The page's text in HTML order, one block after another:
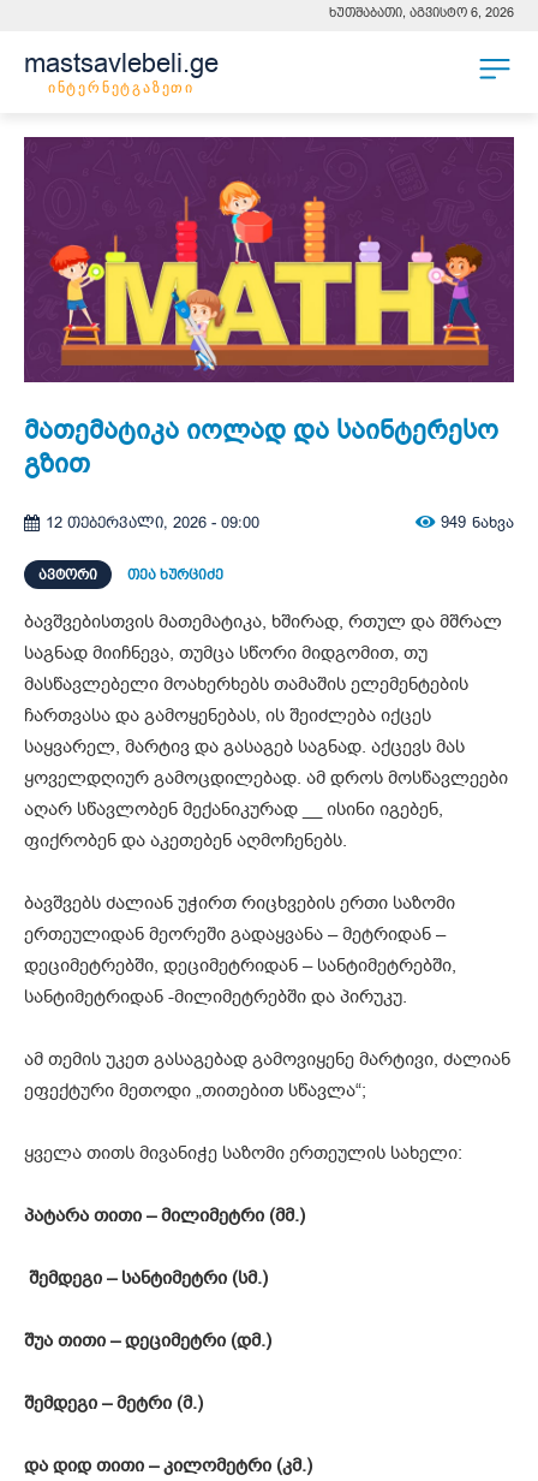
ხუთშაბათი, აგვისტო 6, 2026
mastsavlebeli.ge
ინტერნეტგაზეთი
მათემატიკა იოლად და საინტერესო
გზით
12 თებერვალი, 2026 - 09:00 949 ნახვა
ᲐᲕᲢᲝᲠᲘ თეა ხურციძე
ბავშვებისთვის მათემატიკა, ხშირად, რთულ და მშრალ
საგნად მიიჩნევა, თუმცა სწორი მიდგომით, თუ
მასწავლებელი მოახერხებს თამაშის ელემენტების
ჩართვასა და გამოყენებას, ის შეიძლება იქცეს
საყვარელ, მარტივ და გასაგებ საგნად. აქცევს მას
ყოველდღიურ გამოცდილებად. ამ დროს მოსწავლეები
აღარ სწავლობენ მექანიკურად __ ისინი იგებენ,
ფიქრობენ და აკეთებენ აღმოჩენებს.
ბავშვებს ძალიან უჭირთ რიცხვების ერთი საზომი
ერთეულიდან მეორეში გადაყვანა – მეტრიდან –
დეციმეტრებში, დეციმეტრიდან – სანტიმეტრებში,
სანტიმეტრიდან -მილიმეტრებში და პირუკუ.
ამ თემის უკეთ გასაგებად გამოვიყენე მარტივი, ძალიან
ეფექტური მეთოდი „თითებით სწავლა“;
ყველა თითს მივანიჭე საზომი ერთეულის სახელი:
პატარა თითი –მილიმეტრი (მმ.)
შემდეგი – სანტიმეტრი (სმ.)
შუა თითი –დეციმეტრი (დმ.)
შემდეგი –მეტრი (მ.)
და დიდ თითი –კილომეტრი (კმ.)